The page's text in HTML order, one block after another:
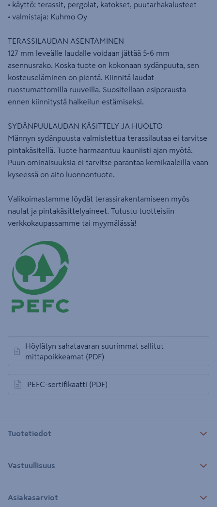
• käyttö: terassit, pergolat, katokset, puutarhakalusteet
• valmistaja: Kuhmo Oy
TERASSILAUDAN ASENTAMINEN
127 mm leveälle laudalle voidaan jättää 5-6 mm
asennusrako. Koska tuote on kokonaan sydänpuuta, sen
kosteuseläminen on pientä. Kiinnitä laudat
ruostumattomilla ruuveilla. Suositellaan esiporausta
ennen kiinnitystä halkeilun estämiseksi.
SYDÄNPUULAUDAN KÄSITTELY JA HUOLTO
Männyn sydänpuusta valmistettua terassilautaa ei tarvitse
pintakäsitellä. Tuote harmaantuu kauniisti ajan myötä.
Puun ominaisuuksia ei tarvitse parantaa kemikaaleilla vaan
kyseessä on aito luonnontuote.
Valikoimastamme löydät terassirakentamiseen myös
naulat ja pintakäsittelyaineet. Tutustu tuotteisiin
verkkokaupassamme tai myymälässä!
Höylätyn sahatavaran suurimmat sallitut
mittapoikkeamat (PDF)
avautuu uuteen välilehteen
PEFC-sertifikaatti (PDF)
avautuu uuteen välilehteen
Tuotetiedot
Vastuullisuus
Asiakasarviot